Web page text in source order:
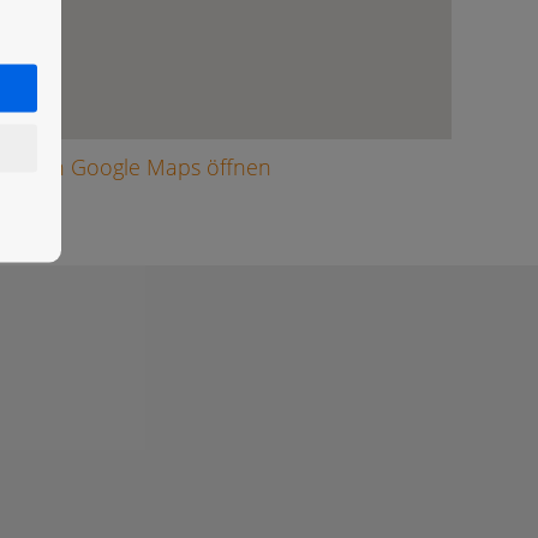
in Google Maps öffnen